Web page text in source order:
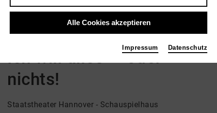
Schauspiel | Uraufführung / Schauspiel
Bring your Friends: Zu jedem Vollpreis-Ticket erhalten
Sie bis zu fünf weitere Tickets für je 10 €
Ich will alles — oder
nichts!
Staatstheater Hannover - Schauspielhaus
Alle Cookies akzeptieren
Impressum Datenschutz